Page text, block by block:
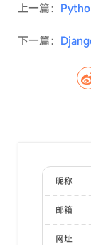
上一篇：
下一篇：
昵称
邮箱
网址